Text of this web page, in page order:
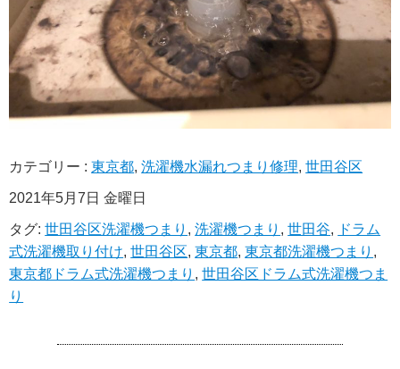
カテゴリー :東京都,洗濯機水漏れつまり修理,世田谷区
2021年5月7日 金曜日
タグ:世田谷区洗濯機つまり ,洗濯機つまり ,世田谷, ドラム
式洗濯機取り付け,世田谷区,東京都,東京都洗濯機つまり ,
東京都ドラム式洗濯機つまり ,世田谷区ドラム式洗濯機つま
り